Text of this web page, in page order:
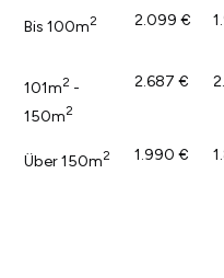
Bis 100m2 2.099 €
101m2 -
150m2
2.687 €
Über 150m2 1.990 €